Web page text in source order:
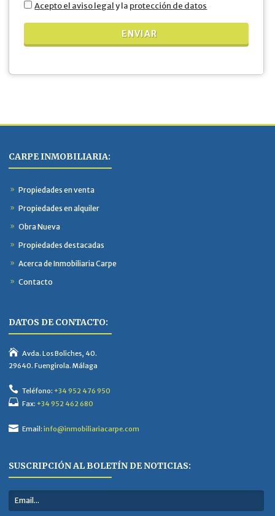
Acepto el aviso legaly la protección de datos
CARPE INMOBILIARIA:
Propiedades en venta
Propiedades en alquiler
Obra Nueva
Propiedades destacadas
Acerca de Inmobiliaria Carpe
Contacto
DATOS DE CONTACTO:
Avda. Los Boliches, 40.
29640. Fuengirola. Málaga
Teléfono:+34 952 476 950
Fax:+34 952 462 680
Email:info@inmobiliariacarpe.com
SUSCRIPCIÓN AL BOLETÍN DE NOTICIAS: